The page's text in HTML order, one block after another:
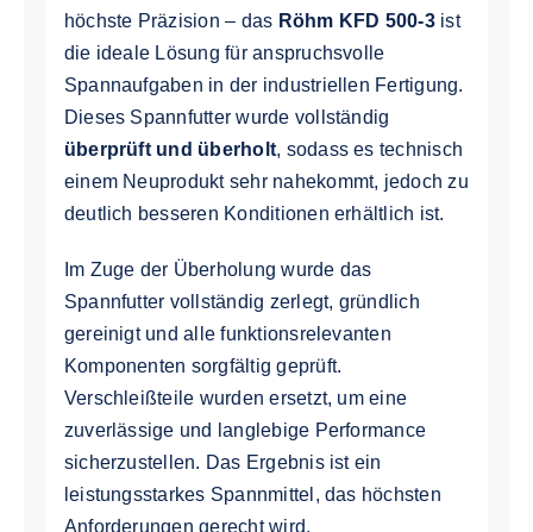
höchste Präzision – das Röhm KFD 500-3ist
die ideale Lösung für anspruchsvolle
Spannaufgaben in der industriellen Fertigung.
Dieses Spannfutter wurde vollständig
überprüft und überholt, sodass es technisch
einem Neuprodukt sehr nahekommt, jedoch zu
deutlich besseren Konditionen erhältlich ist.
Im Zuge der Überholung wurde das
Spannfutter vollständig zerlegt, gründlich
gereinigt und alle funktionsrelevanten
Komponenten sorgfältig geprüft.
Verschleißteile wurden ersetzt, um eine
zuverlässige und langlebige Performance
sicherzustellen. Das Ergebnis ist ein
leistungsstarkes Spannmittel, das höchsten
Anforderungen gerecht wird.